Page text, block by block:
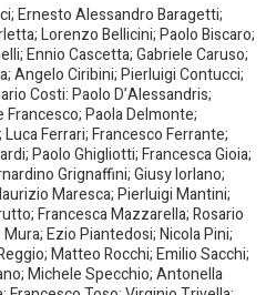
Ernesto Alessandro Baragetti;
Lorenzo Bellicini; Paolo Biscaro;
Ennio Cascetta; Gabriele Caruso;
Angelo Ciribini; Pierluigi Contucci;
Costi: Paolo D’Alessandris;
Francesco; Paola Delmonte;
Ferrari; Francesco Ferrante;
Paolo Ghigliotti; Francesca Gioia;
Grignaffini; Giusy Iorlano;
Maresca; Pierluigi Mantini;
Francesca Mazzarella; Rosario
Ezio Piantedosi; Nicola Pini;
Matteo Rocchi; Emilio Sacchi;
Michele Specchio; Antonella